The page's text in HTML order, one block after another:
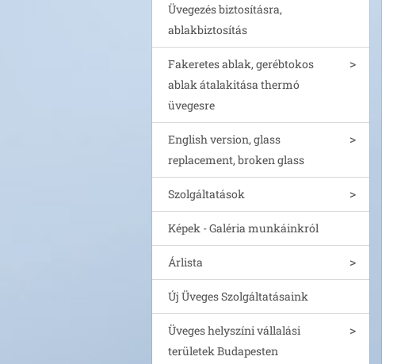
Üvegezés biztosításra,
ablakbiztosítás
Fakeretes ablak, gerébtokos
ablak átalakitása thermó
üvegesre
English version, glass
replacement, broken glass
Szolgáltatások
Képek - Galéria munkáinkról
Árlista
Új Üveges Szolgáltatásaink
Üveges helyszíni vállalási
területek Budapesten